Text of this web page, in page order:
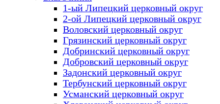
1-ый Липецкий церковный округ
2-ой Липецкий церковный округ
Воловский церковный округ
Грязинский церковный округ
Добринский церковный округ
Добровский церковный округ
Задонский церковный округ
Тербунский церковный округ
Усманский церковный округ